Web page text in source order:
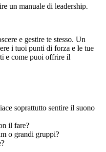
un manuale di leadership.
e gestire te stesso. Un
i tuoi punti di forza e le tue
e come puoi offrire il
soprattutto sentire il suono
il fare?
o grandi gruppi?